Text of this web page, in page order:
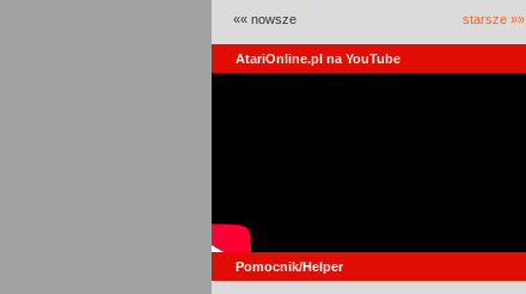
«« nowsze starsze »»
AtariOnline.pl na YouTube
Pomocnik/Helper